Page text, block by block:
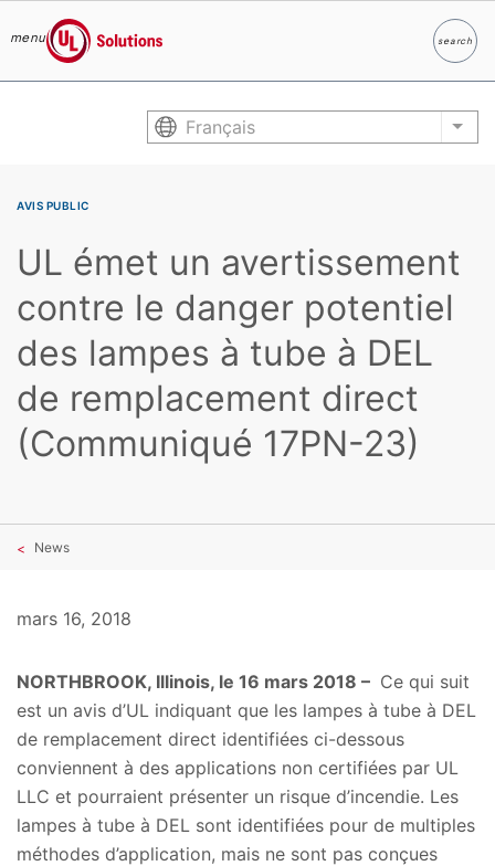
menu
UL Solutions
searchSearch
Français List
AVIS PUBLIC
UL émet un avertissement
contre le danger potentiel
des lampes à tube à DEL
de remplacement direct
(Communiqué 17PN-23)
News
mars 16, 2018
NORTHBROOK, Illinois, le 16 mars 2018 – Ce qui suit
est un avis d’UL indiquant que les lampes à tube à DEL
de remplacement direct identifiées ci-dessous
conviennent à des applications non certifiées par UL
LLC et pourraient présenter un risque d’incendie. Les
lampes à tube à DEL sont identifiées pour de multiples
méthodes d’application, mais ne sont pas conçues